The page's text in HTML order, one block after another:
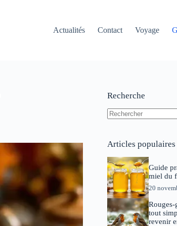
Actualités
Contact Voyage
Recherche
Articles populaires
Guide
miel du
20
Rouges-
tout
revenir